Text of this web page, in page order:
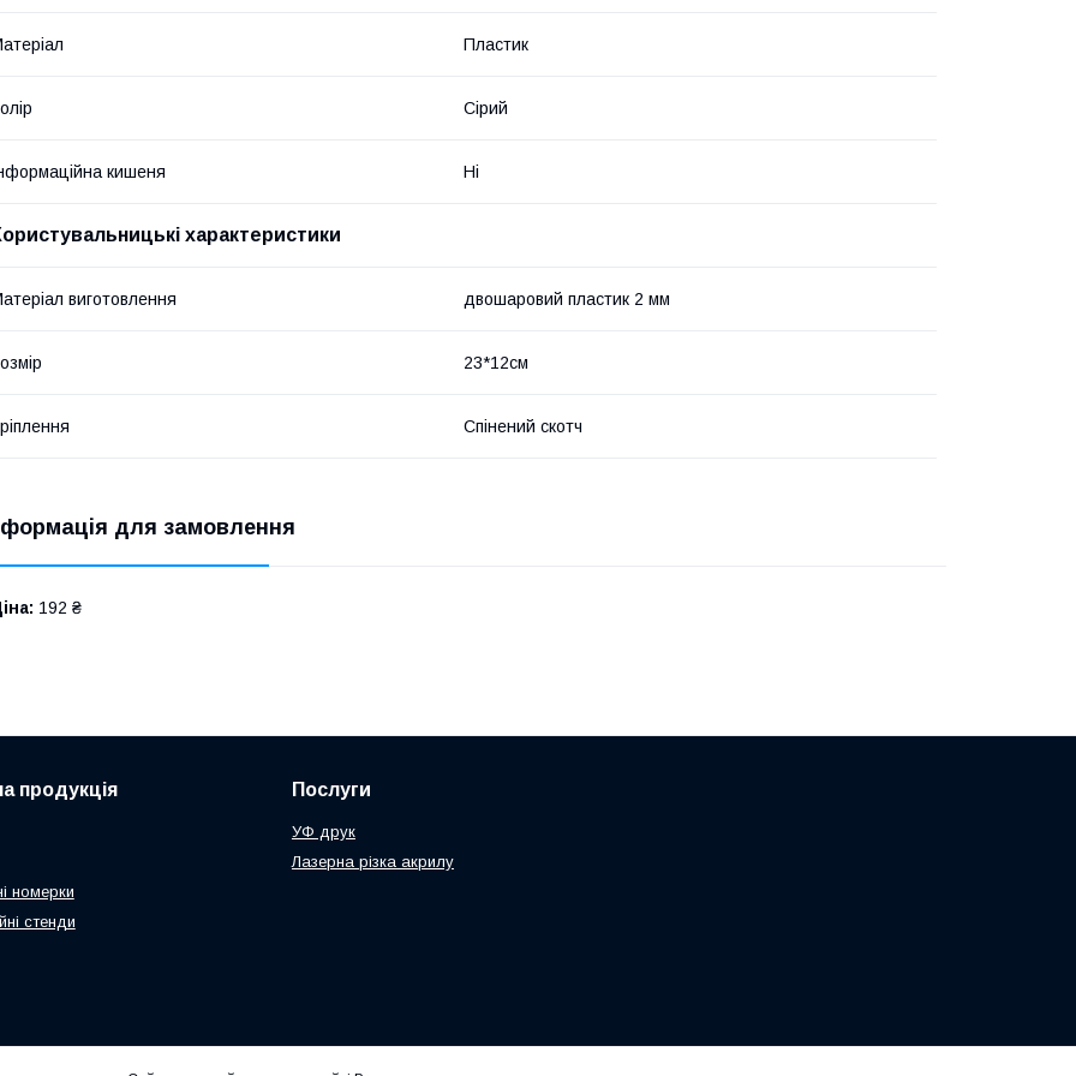
Пластик
Сірий
кишеня Ні
характеристики
виготовлення двошаровий пластик 2 мм
23*12см
Спінений скотч
для замовлення
192 ₴
продукція
номерки
стенди
Послуги
УФ друк
Лазерна різка акрилу